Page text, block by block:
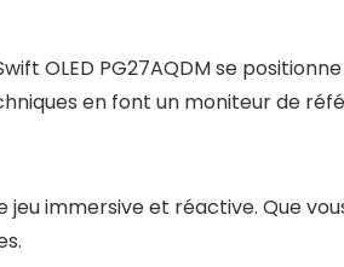
OLED PG27AQDM se
en font un moniteur de
immersive et réactive. Que